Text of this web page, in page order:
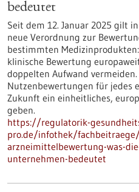
bedeutet
Seit dem 12. Januar 2025 gilt
neue Verordnung zur
bestimmten
klinische Bewertung
doppelten Aufwand
Nutzenbewertungen für jedes
Zukunft ein einheitliches,
geben.
https://regulatorik-
pro.de/infothek/
arzneimittelbewertung-was-
unternehmen-bedeutet